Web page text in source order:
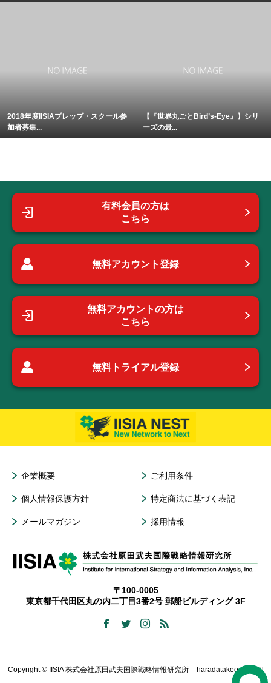
2018年度IISIAプレップ・スクール参
加者募集...
【『世界丸ごとBird’s-Eye』】シリ
ーズの最...
有料会員の方は
こちら
無料アカウント登録
無料アカウントの方は
こちら
無料トライアル登録
企業概要 ご利用条件
個人情報保護方針 特定商法に基づく表記
メールマガジン 採用情報
〒100-0005
東京都千代田区丸の内二丁目3番2号 郵船ビルディング 3F
Copyright © IISIA 株式会社原田武夫国際戦略情報研究所 – haradatakeo.com All